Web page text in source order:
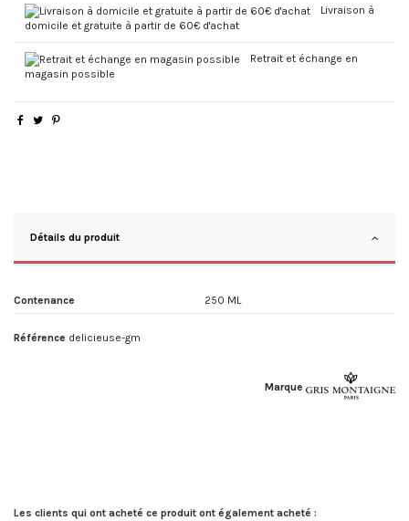
Livraison à
domicile et gratuite à partir de 60€ d'achat
Retrait et échange en
magasin possible
Détails du produit
Contenance 250 ML
Marque
Référence delicieuse-gm
Les clients qui ont acheté ce produit ont également acheté :